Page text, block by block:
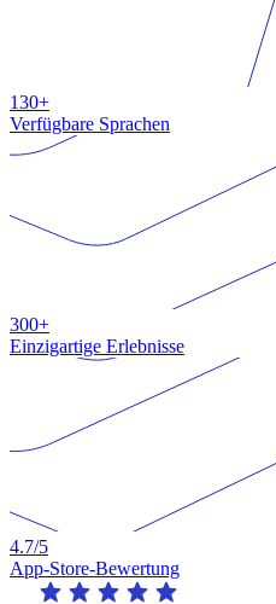
130+
Verfügbare Sprachen
300+
Einzigartige Erlebnisse
4.7/5
App-Store-Bewertung